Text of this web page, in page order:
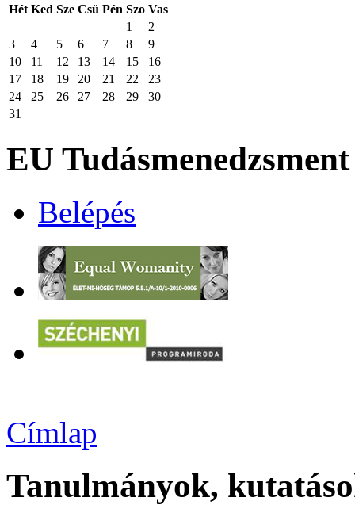
Hét Ked Sze Csü Pén Szo Vas
1
2
3
4 5 6 7 8
9
10
11 12 13 14 15
16
17
18 19 20 21 22
23
24
25 26 27 28 29
30
31
EU
Belépés
Címlap
Tanulmányok,